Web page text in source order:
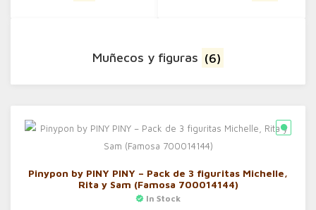
Muñecos y figuras (6)
Pinypon by PINY PINY – Pack de 3 figuritas Michelle,
Rita y Sam (Famosa 700014144)
In Stock